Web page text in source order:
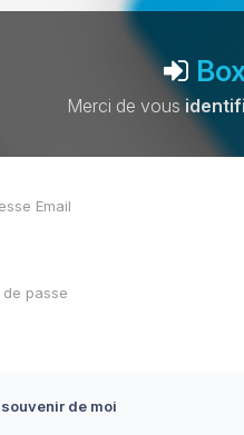
Merci de vous
de moi